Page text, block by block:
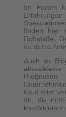
Im Forum
finden hier
Rohstoffe,
du deine
Auch im
Kauf oder
dir, die
kombinieren